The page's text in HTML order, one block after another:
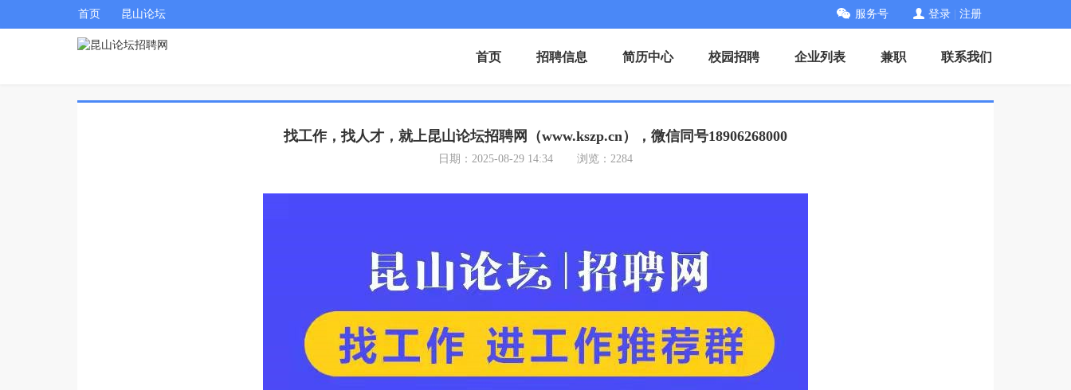
首页 昆山论坛 服务号 登录 注册
首页 招聘信息 简历中心 校园招聘 企业列表 兼职 联系我们
找工作，找人才，就上昆山论坛招聘网（www.kszp.cn），微信同号18906268000
日期：2025-08-29 14:34 浏览：2284